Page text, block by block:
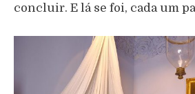
concluir. E lá se foi, cada um